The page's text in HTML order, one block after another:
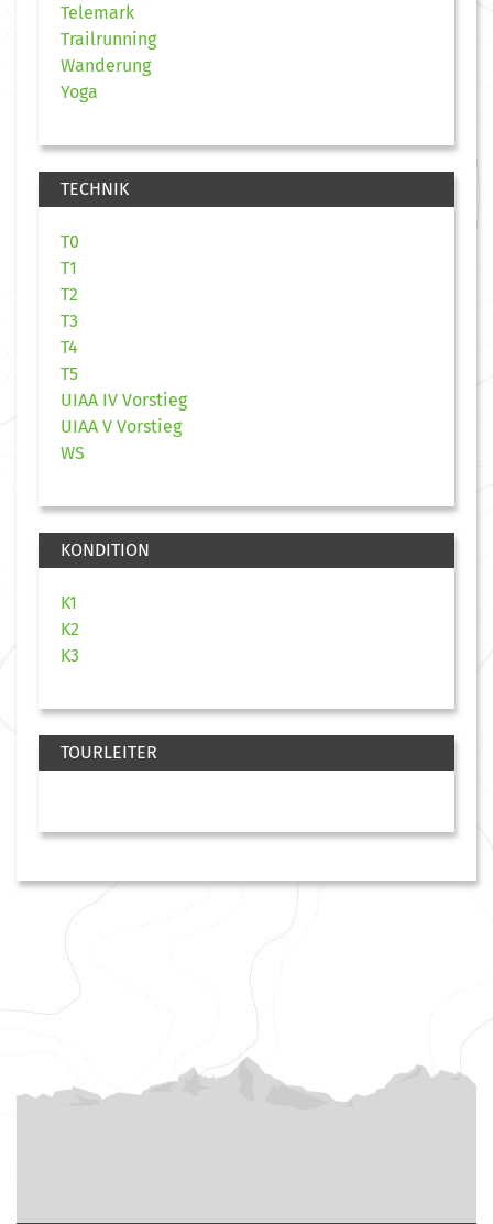
Telemark
Trailrunning
Wanderung
Yoga
TECHNIK
T0
T1
T2
T3
T4
T5
UIAA IV Vorstieg
UIAA V Vorstieg
WS
KONDITION
K1
K2
K3
TOURLEITER